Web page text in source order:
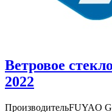
Ветровое стекло
2022
ПроизводительFUYAO